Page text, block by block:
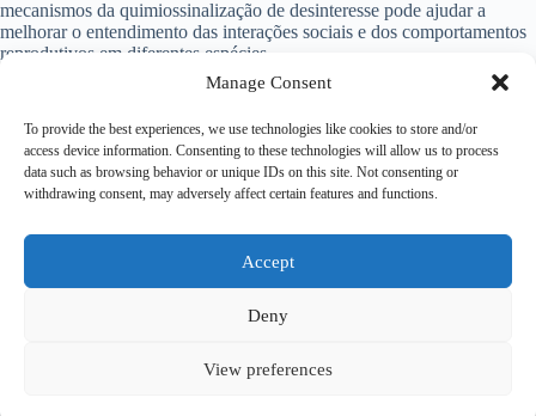
Manage Consent
To provide the best experiences, we use technologies like cookies to store and/or
access device information. Consenting to these technologies will allow us to process
data such as browsing behavior or unique IDs on this site. Not consenting or
withdrawing consent, may adversely affect certain features and functions.
Accept
Deny
View preferences
mecanismos da quimiossinalização de desinteresse pode ajudar a
melhorar o entendimento das interações sociais e dos comportamentos
reprodutivos em diferentes espécies.
A quimiossinalização de desinteresse tem sido objeto de estudos e
pesquisas em diferentes áreas, como biologia, psicologia e
antropologia. Essas pesquisas têm como objetivo entender os
para a comunicação e o comportamento humano. Os resultados dessas
pesquisas podem ter aplicações práticas em áreas como a psicologia
social, a terapia de casais e a seleção de parceiros.